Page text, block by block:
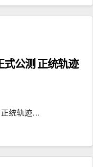
式公测 正统轨迹
正统轨迹…